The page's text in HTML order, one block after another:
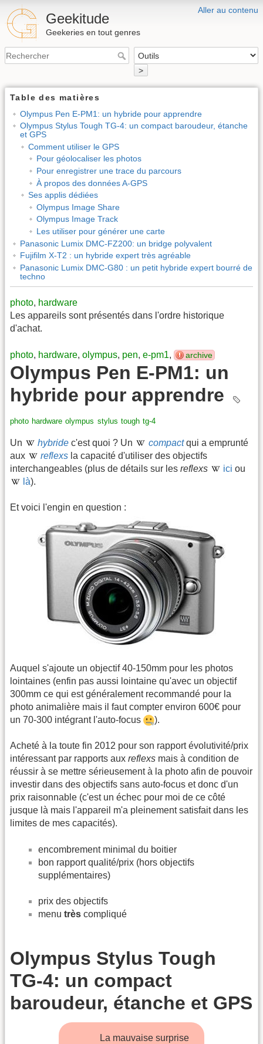
Aller au contenu
Geekitude
Geekeries en tout genres
>
Table des matières
Olympus Pen E-PM1: un hybride pour apprendre
Olympus Stylus Tough TG-4: un compact baroudeur, étanche
et GPS
Comment utiliser le GPS
Pour géolocaliser les photos
Pour enregistrer une trace du parcours
À propos des données A-GPS
Ses applis dédiées
Olympus Image Share
Olympus Image Track
Les utiliser pour générer une carte
Panasonic Lumix DMC-FZ200: un bridge polyvalent
Fujifilm X-T2 : un hybride expert très agréable
Panasonic Lumix DMC-G80 : un petit hybride expert bourré de
techno
photo, hardware
Les appareils sont présentés dans l'ordre historique
d'achat.
photo, hardware, olympus, pen, e-pm1, archive
Olympus Pen E-PM1: un
hybride pour apprendre
photo hardware olympus stylus tough tg-4
Un hybride c'est quoi ? Un compactqui a emprunté
aux
reflexs la capacité d'utiliser des objectifs
interchangeables (plus de détails sur les reflexs ici ou
là).
Et voici l'engin en question :
Auquel s'ajoute un objectif 40-150mm pour les photos
lointaines (enfin pas aussi lointaine qu'avec un objectif
300mm ce qui est généralement recommandé pour la
photo animalière mais il faut compter environ 600€ pour
un 70-300 intégrant l'auto-focus
).
Acheté à la toute fin 2012 pour son rapport évolutivité/prix
intéressant par rapports aux reflexs mais à condition de
réussir à se mettre sérieusement à la photo afin de pouvoir
investir dans des objectifs sans auto-focus et donc d'un
prix raisonnable (c'est un échec pour moi de ce côté
jusque là mais l'appareil m'a pleinement satisfait dans les
limites de mes capacités).
encombrement minimal du boitier
bon rapport qualité/prix (hors objectifs
supplémentaires)
prix des objectifs
menu très compliqué
Olympus Stylus Tough
TG-4: un compact
baroudeur, étanche et GPS
La mauvaise surprise